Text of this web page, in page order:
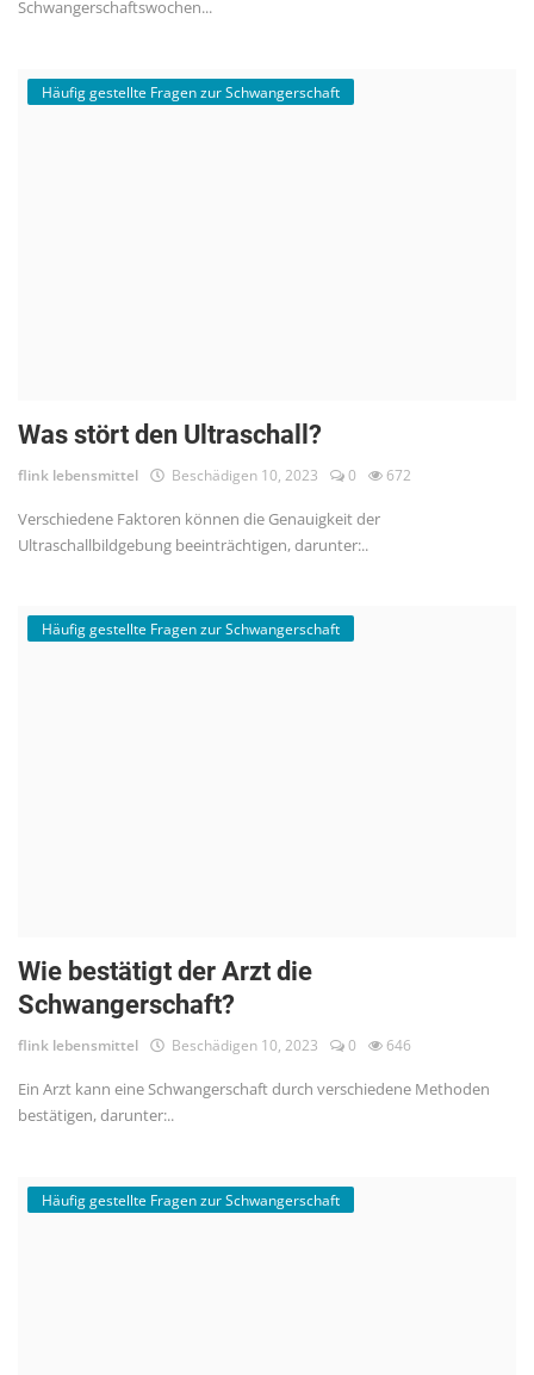
Schwangerschaftswochen...
Häufig gestellte Fragen zur Schwangerschaft
Was stört den Ultraschall?
flink lebensmittel Beschädigen 10, 2023 0 672
Verschiedene Faktoren können die Genauigkeit der
Ultraschallbildgebung beeinträchtigen, darunter:..
Häufig gestellte Fragen zur Schwangerschaft
Wie bestätigt der Arzt die
Schwangerschaft?
flink lebensmittel Beschädigen 10, 2023 0 646
Ein Arzt kann eine Schwangerschaft durch verschiedene Methoden
bestätigen, darunter:..
Häufig gestellte Fragen zur Schwangerschaft